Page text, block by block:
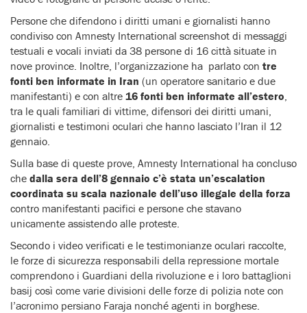
Persone che difendono i diritti umani e giornalisti hanno
condiviso con Amnesty International screenshot di messaggi
testuali e vocali inviati da 38 persone di 16 città situate in
nove province. Inoltre, l’organizzazione ha parlato con tre
fonti ben informate in Iran (un operatore sanitario e due
manifestanti) e con altre 16 fonti ben informate all’estero
tra le quali familiari di vittime, difensori dei diritti umani,
giornalisti e testimoni oculari che hanno lasciato l’Iran il 12
gennaio.
Sulla base di queste prove, Amnesty International ha concluso
che dalla sera dell’8 gennaio c’è stata un’escalation
coordinata su scala nazionale dell’uso illegale della forza
contro manifestanti pacifici e persone che stavano
unicamente assistendo alle proteste.
Secondo i video verificati e le testimonianze oculari raccolte,
le forze di sicurezza responsabili della repressione mortale
comprendono i Guardiani della rivoluzione e i loro battaglioni
basij così come varie divisioni delle forze di polizia note con
l’acronimo persiano Faraja nonché agenti in borghese.